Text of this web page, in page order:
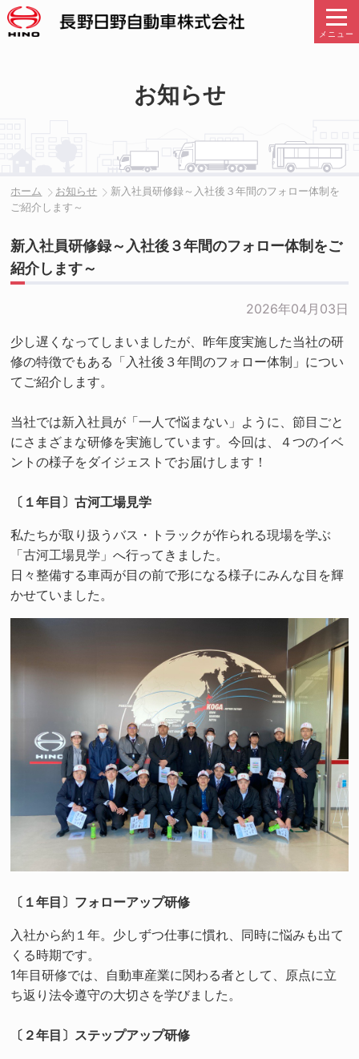
メニュー
お知らせ
ホーム お知らせ
新入社員研修録～入社後３年間のフォロー体制を
ご紹介します～
新入社員研修録～入社後３年間のフォロー体制をご
紹介します～
2026年04月03日
少し遅くなってしまいましたが、昨年度実施した当社の研
修の特徴でもある「入社後３年間のフォロー体制」につい
てご紹介します。
当社では新入社員が「一人で悩まない」ように、節目ごと
にさまざまな研修を実施しています。今回は、４つのイベ
ントの様子をダイジェストでお届けします！
〔１年目〕古河工場見学
私たちが取り扱うバス・トラックが作られる現場を学ぶ
「古河工場見学」へ行ってきました。
日々整備する車両が目の前で形になる様子にみんな目を輝
かせていました。
〔１年目〕フォローアップ研修
入社から約１年。少しずつ仕事に慣れ、同時に悩みも出て
くる時期です。
1年目研修では、自動車産業に関わる者として、原点に立
ち返り法令遵守の大切さを学びました。
〔２年目〕ステップアップ研修